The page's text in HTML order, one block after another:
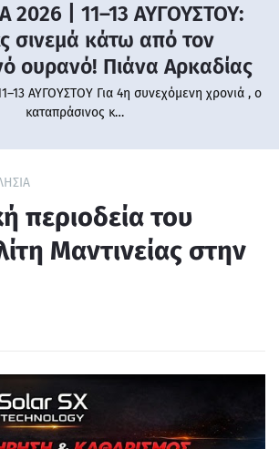
2026 | 11–13 ΑΥΓΟΥΣΤΟΥ:
σινεμά κάτω από τον
ουρανό! Πιάνα Αρκαδίας
ΑΥΓΟΥΣΤΟΥ Για 4η συνεχόμενη χρονιά , ο
καταπράσινος κ…
περιοδεία του
Μαντινείας στην